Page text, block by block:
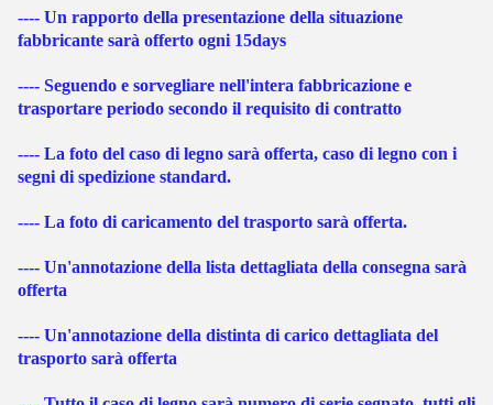
---- Un rapporto della presentazione della situazione
fabbricante sarà offerto ogni 15days
---- Seguendo e sorvegliare nell'intera fabbricazione e
trasportare periodo secondo il requisito di contratto
---- La foto del caso di legno sarà offerta, caso di legno con i
segni di spedizione standard.
---- La foto di caricamento del trasporto sarà offerta.
---- Un'annotazione della lista dettagliata della consegna sarà
offerta
---- Un'annotazione della distinta di carico dettagliata del
trasporto sarà offerta